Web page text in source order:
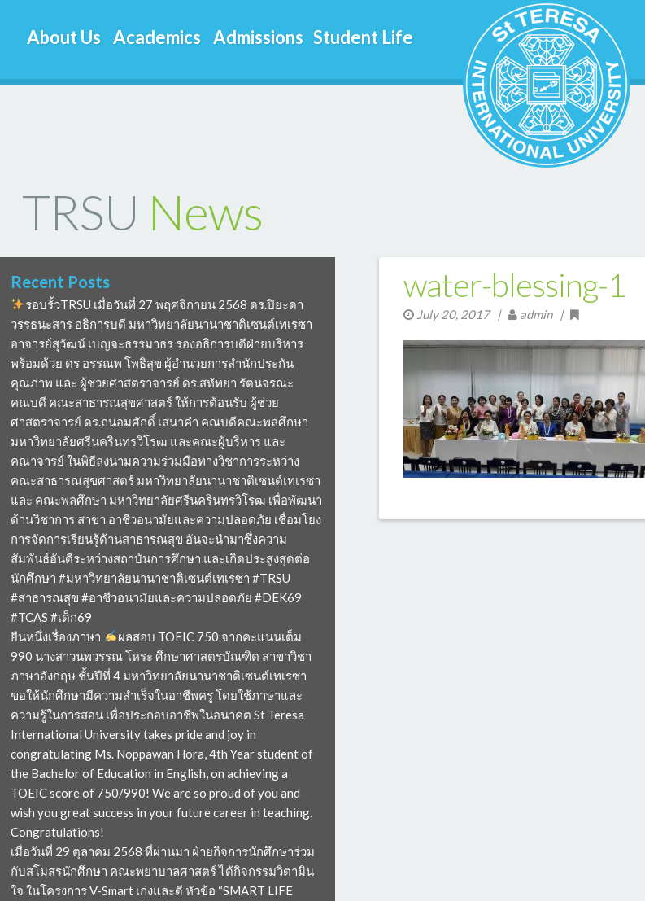
About Us Academics Admissions Student Life
TRSU News
Recent Posts
รอบรั้วTRSU เมื่อวันที่ 27 พฤศจิกายน 2568 ดร.ปิยะดา
วรรธนะสาร อธิการบดี มหาวิทยาลัยนานาชาติเซนต์เทเรซา
อาจารย์สุวัฒน์ เบญจะธรรมาธร รองอธิการบดีฝ่ายบริหาร
พร้อมด้วย ดร อรรณพ โพธิสุข ผู้อำนวยการสำนักประกัน
คุณภาพ และ ผู้ช่วยศาสตราจารย์ ดร.สหัทยา รัตนจรณะ
คณบดี คณะสาธารณสุขศาสตร์ ให้การต้อนรับ ผู้ช่วย
ศาสตราจารย์ ดร.ถนอมศักดิ์ เสนาคำ คณบดีคณะพลศึกษา
มหาวิทยาลัยศรีนครินทรวิโรฒ และคณะผู้บริหาร และ
คณาจารย์ ในพิธีลงนามความร่วมมือทางวิชาการระหว่าง
คณะสาธารณสุขศาสตร์ มหาวิทยาลัยนานาชาติเซนต์เทเรซา
และ คณะพลศึกษา มหาวิทยาลัยศรีนครินทรวิโรฒ เพื่อพัฒนา
ด้านวิชาการ สาขา อาชีวอนามัยและความปลอดภัย เชื่อมโยง
การจัดการเรียนรู้ด้านสาธารณสุข อันจะนำมาซึ่งความ
สัมพันธ์อันดีระหว่างสถาบันการศึกษา และเกิดประสูงสุดต่อ
นักศึกษา #มหาวิทยาลัยนานาชาติเซนต์เทเรซา #TRSU
#สาธารณสุข #อาชีวอนามัยและความปลอดภัย #DEK69
#TCAS #เด็ก69
ยืนหนึ่งเรื่องภาษา
ผลสอบ TOEIC 750 จากคะแนนเต็ม
990 นางสาวนพวรรณ โหระ ศึกษาศาสตรบัณฑิต สาขาวิชา
ภาษาอังกฤษ ชั้นปีที่ 4 มหาวิทยาลัยนานาชาติเซนต์เทเรซา
ขอให้นักศึกษามีความสำเร็จในอาชีพครู โดยใช้ภาษาและ
ความรู้ในการสอน เพื่อประกอบอาชีพในอนาคต St Teresa
International University takes pride and joy in
congratulating Ms. Noppawan Hora, 4th Year student of
the Bachelor of Education in English, on achieving a
TOEIC score of 750/990! We are so proud of you and
wish you great success in your future career in teaching.
Congratulations!
เมื่อวันที่ 29 ตุลาคม 2568 ที่ผ่านมา ฝ่ายกิจการนักศึกษาร่วม
กับสโมสรนักศึกษา คณะพยาบาลศาสตร์ ได้กิจกรรมวิตามิน
ใจ ในโครงการ V-Smart เก่งและดี หัวข้อ “SMART LIFE
water-blessing-1
July 20, 2017| admin |